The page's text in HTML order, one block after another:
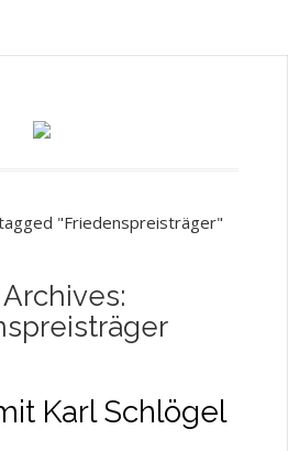
"Friedenspreisträger"
Karl Schlögel